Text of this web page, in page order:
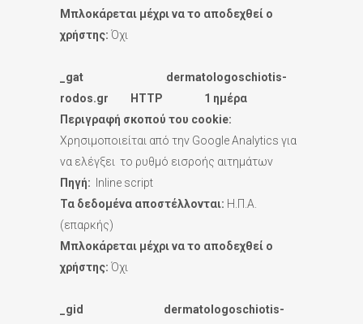
Μπλοκάρεται μέχρι να το αποδεχθεί ο
χρήστης: Όχι
_gat dermatologoschiotis-
rodos.gr HTTP 1 ημέρα
Περιγραφή σκοπού του cookie:
Χρησιμοποιείται από την Google Analytics για
να ελέγξει το ρυθμό εισροής αιτημάτων
Πηγή: Inline script
Τα δεδομένα αποστέλλονται: Η.Π.Α.
(επαρκής)
Μπλοκάρεται μέχρι να το αποδεχθεί ο
χρήστης: Όχι
_gid dermatologoschiotis-